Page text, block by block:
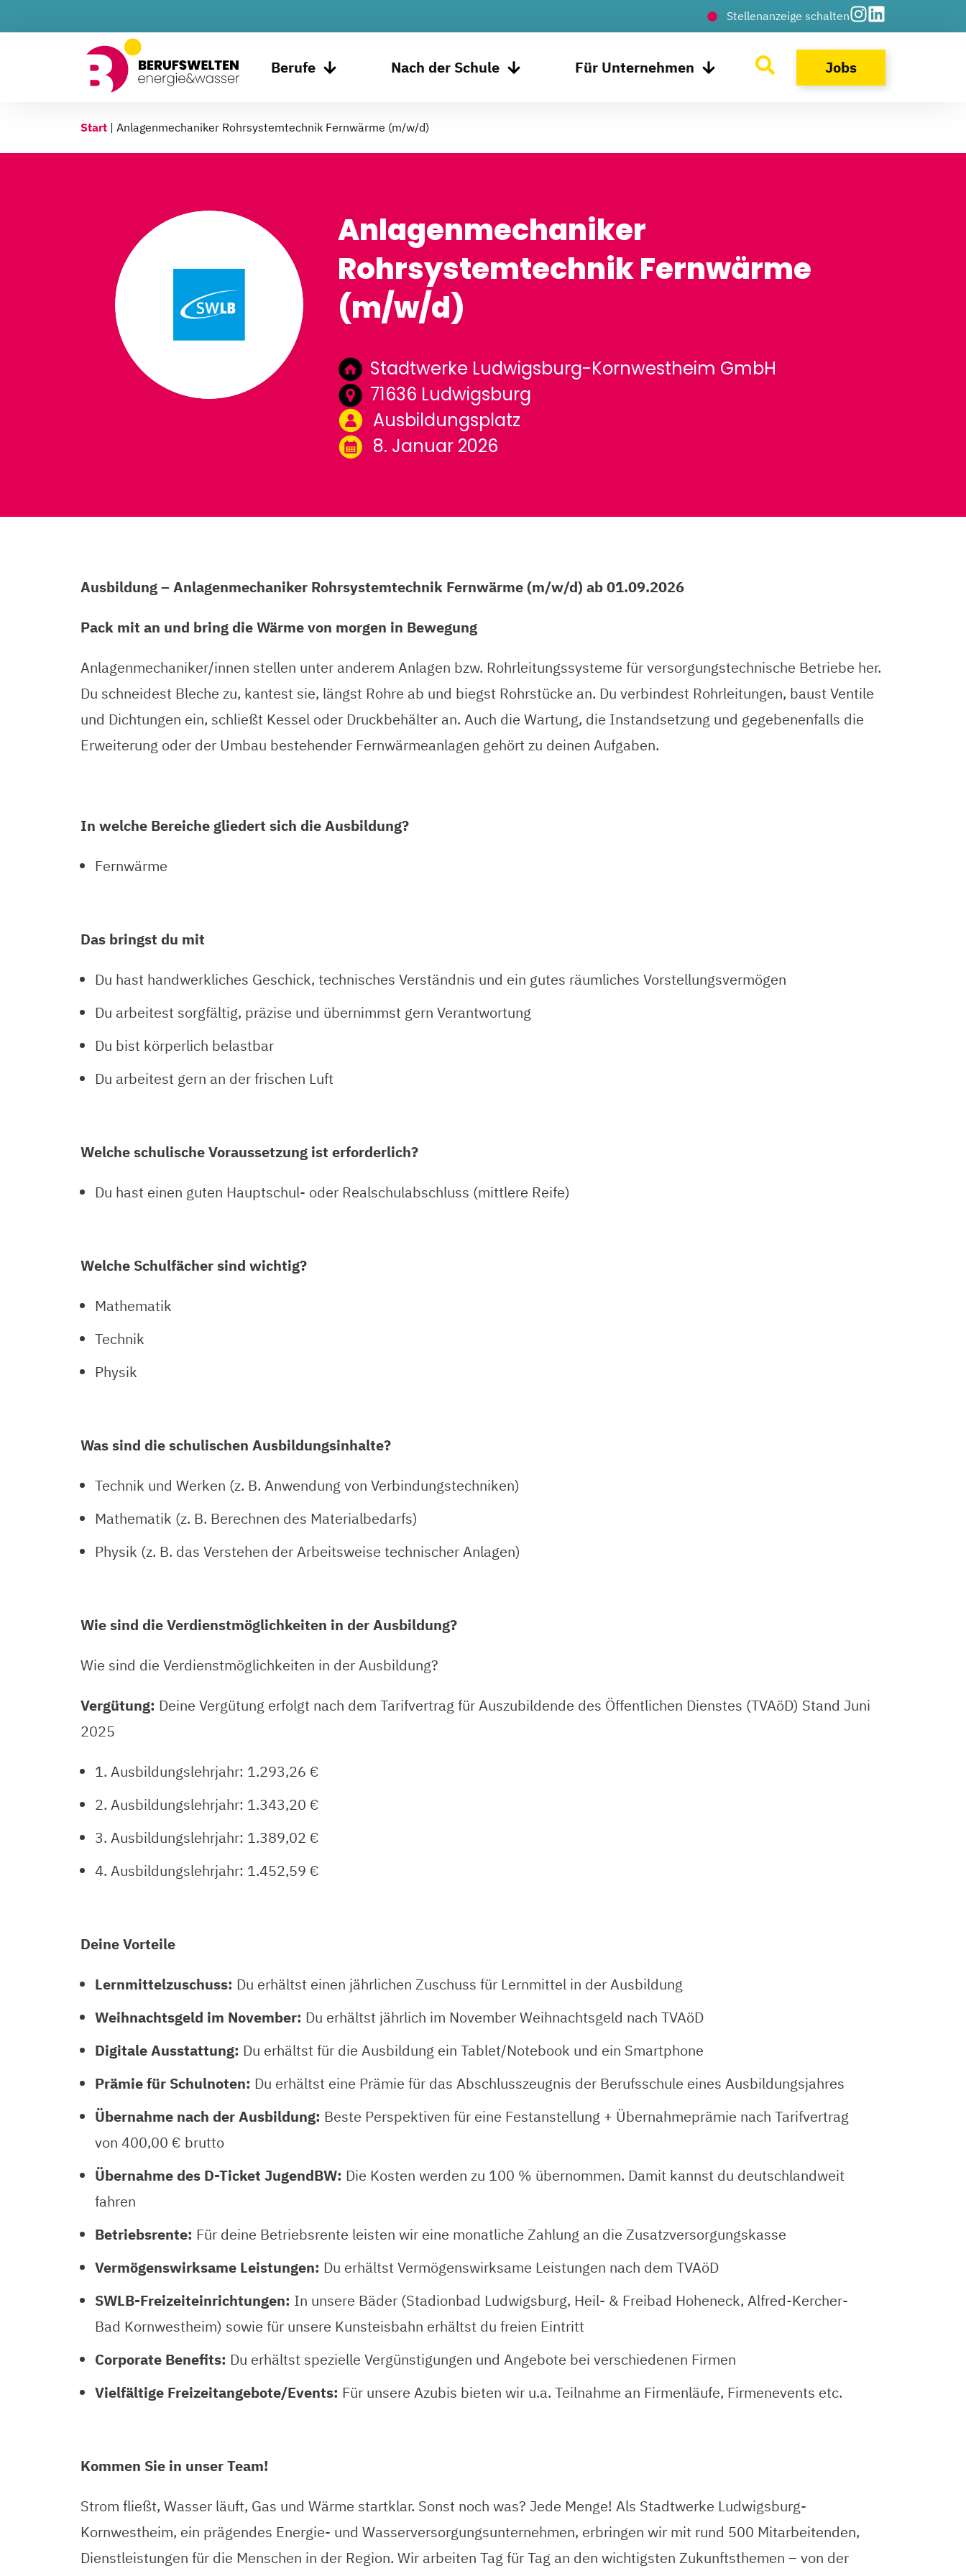
Stellenanzeige schalten
Berufe Nach der Schule Für Unternehmen Jobs
Start | Anlagenmechaniker Rohrsystemtechnik Fernwärme (m/w/d)
Anlagenmechaniker
Rohrsystemtechnik Fernwärme
(m/w/d)
Stadtwerke Ludwigsburg-Kornwestheim GmbH
71636 Ludwigsburg
Ausbildungsplatz
8. Januar 2026
Ausbildung – Anlagenmechaniker Rohrsystemtechnik Fernwärme (m/w/d) ab 01.09.2026
Pack mit an und bring die Wärme von morgen in Bewegung
Anlagenmechaniker/innen stellen unter anderem Anlagen bzw. Rohrleitungssysteme für versorgungstechnische Betriebe her.
Du schneidest Bleche zu, kantest sie, längst Rohre ab und biegst Rohrstücke an. Du verbindest Rohrleitungen, baust Ventile
und Dichtungen ein, schließt Kessel oder Druckbehälter an. Auch die Wartung, die Instandsetzung und gegebenenfalls die
Erweiterung oder der Umbau bestehender Fernwärmeanlagen gehört zu deinen Aufgaben.
In welche Bereiche gliedert sich die Ausbildung?
Fernwärme
Das bringst du mit
Du hast handwerkliches Geschick, technisches Verständnis und ein gutes räumliches Vorstellungsvermögen
Du arbeitest sorgfältig, präzise und übernimmst gern Verantwortung
Du bist körperlich belastbar
Du arbeitest gern an der frischen Luft
Welche schulische Voraussetzung ist erforderlich?
Du hast einen guten Hauptschul- oder Realschulabschluss (mittlere Reife)
Welche Schulfächer sind wichtig?
Mathematik
Technik
Physik
Was sind die schulischen Ausbildungsinhalte?
Technik und Werken (z. B. Anwendung von Verbindungstechniken)
Mathematik (z. B. Berechnen des Materialbedarfs)
Physik (z. B. das Verstehen der Arbeitsweise technischer Anlagen)
Wie sind die Verdienstmöglichkeiten in der Ausbildung?
Wie sind die Verdienstmöglichkeiten in der Ausbildung?
Vergütung: Deine Vergütung erfolgt nach dem Tarifvertrag für Auszubildende des Öffentlichen Dienstes (TVAöD) Stand Juni
2025
1. Ausbildungslehrjahr: 1.293,26 €
2. Ausbildungslehrjahr: 1.343,20 €
3. Ausbildungslehrjahr: 1.389,02 €
4. Ausbildungslehrjahr: 1.452,59 €
Deine Vorteile
Lernmittelzuschuss: Du erhältst einen jährlichen Zuschuss für Lernmittel in der Ausbildung
Weihnachtsgeld im November: Du erhältst jährlich im November Weihnachtsgeld nach TVAöD
Digitale Ausstattung: Du erhältst für die Ausbildung ein Tablet/Notebook und ein Smartphone
Prämie für Schulnoten: Du erhältst eine Prämie für das Abschlusszeugnis der Berufsschule eines Ausbildungsjahres
Übernahme nach der Ausbildung: Beste Perspektiven für eine Festanstellung + Übernahmeprämie nach Tarifvertrag
von 400,00 € brutto
Übernahme des D-Ticket JugendBW: Die Kosten werden zu 100 % übernommen. Damit kannst du deutschlandweit
fahren
Betriebsrente: Für deine Betriebsrente leisten wir eine monatliche Zahlung an die Zusatzversorgungskasse
Vermögenswirksame Leistungen: Du erhältst Vermögenswirksame Leistungen nach dem TVAöD
SWLB-Freizeiteinrichtungen: In unsere Bäder (Stadionbad Ludwigsburg, Heil- & Freibad Hoheneck, Alfred-Kercher-
Bad Kornwestheim) sowie für unsere Kunsteisbahn erhältst du freien Eintritt
Corporate Benefits: Du erhältst spezielle Vergünstigungen und Angebote bei verschiedenen Firmen
Vielfältige Freizeitangebote/Events: Für unsere Azubis bieten wir u.a. Teilnahme an Firmenläufe, Firmenevents etc.
Kommen Sie in unser Team!
Strom fließt, Wasser läuft, Gas und Wärme startklar. Sonst noch was? Jede Menge! Als Stadtwerke Ludwigsburg-
Kornwestheim, ein prägendes Energie- und Wasserversorgungsunternehmen, erbringen wir mit rund 500 Mitarbeitenden,
Dienstleistungen für die Menschen in der Region. Wir arbeiten Tag für Tag an den wichtigsten Zukunftsthemen – von der